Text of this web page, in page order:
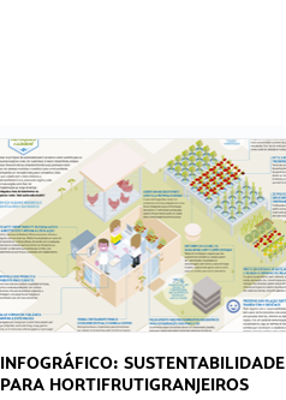
INFOGRÁFICO: SUSTENTABILIDADE
PARA HORTIFRUTIGRANJEIROS